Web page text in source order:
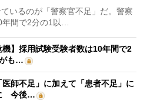
いるのが「警察官不足」だ。警察
年間で2分の1以…
機】採用試験受験者数は10年間で2
も…
医師不足」に加えて「患者不足」に
今後…